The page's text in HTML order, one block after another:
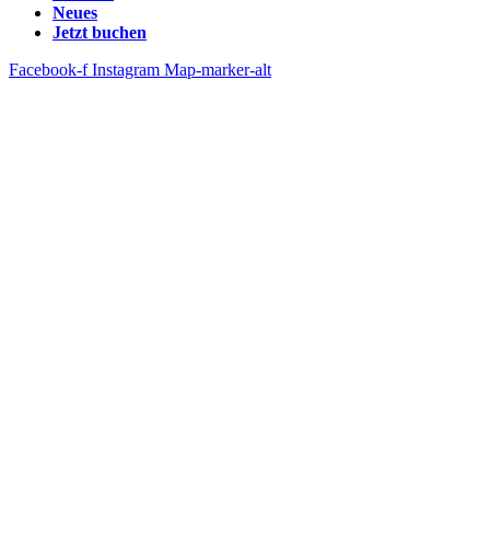
Neues
Jetzt buchen
Facebook-f Instagram Map-marker-alt